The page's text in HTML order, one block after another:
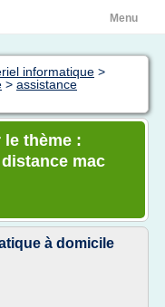
Menu
informatique >
> assistance
thème :
mac
à domicile